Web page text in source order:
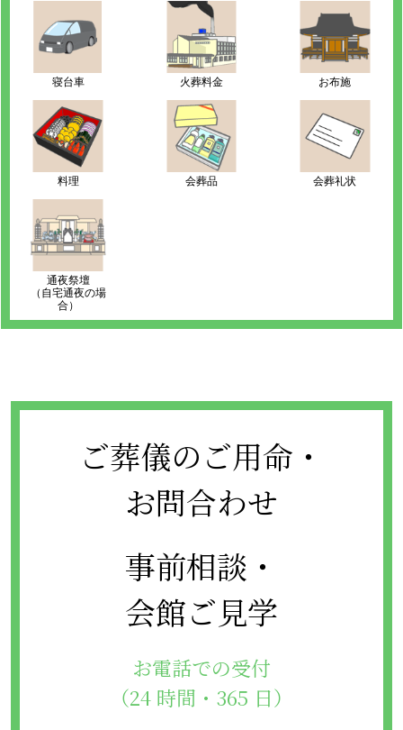
寝台車 火葬料金 お布施
料理 会葬品 会葬礼状
通夜祭壇
（自宅通夜の場
合）
ご葬儀のご用命・
お問合わせ
事前相談・
会館ご見学
お電話での受付
（24 時間・365 日）